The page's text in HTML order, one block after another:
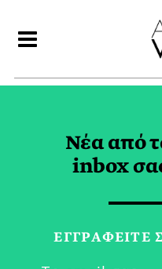
ΜΕΝΤΟΡΕΣ
Νέα από
inbox
ΕΓΓPΑΦΕΙΤΕ